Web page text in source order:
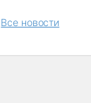
Все новости